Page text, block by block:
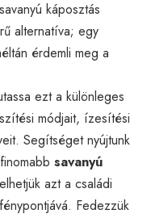
káposztás
alternatíva; egy
érdemli meg a
ezt a különleges
módjait, ízesítési
Segítséget nyújtunk
savanyú
azt a családi
Fedezzük